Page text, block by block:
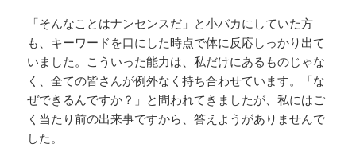
「そんなことはナンセンスだ」と小バカにしていた方
も、キーワードを口にした時点で体に反応しっかり出て
いました。こういった能力は、私だけにあるものじゃな
く、全ての皆さんが例外なく持ち合わせています。「な
ぜできるんですか？」と問われてきましたが、私にはご
く当たり前の出来事ですから、答えようがありませんで
した。